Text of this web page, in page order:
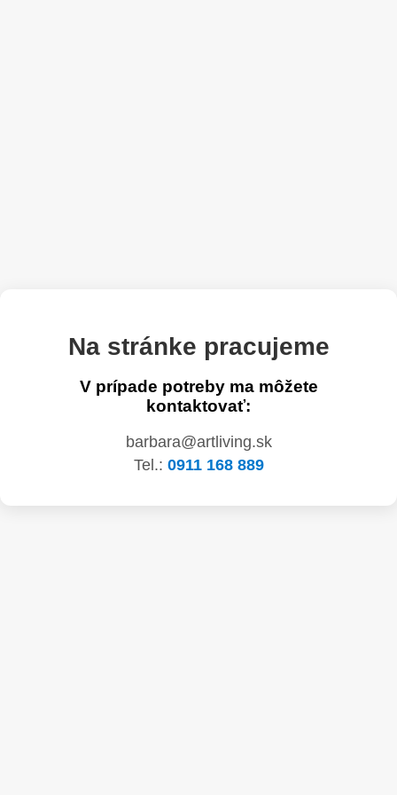
Na stránke pracujeme
V prípade potreby ma môžete
kontaktovať:
barbara@artliving.sk
Tel.: 0911 168 889